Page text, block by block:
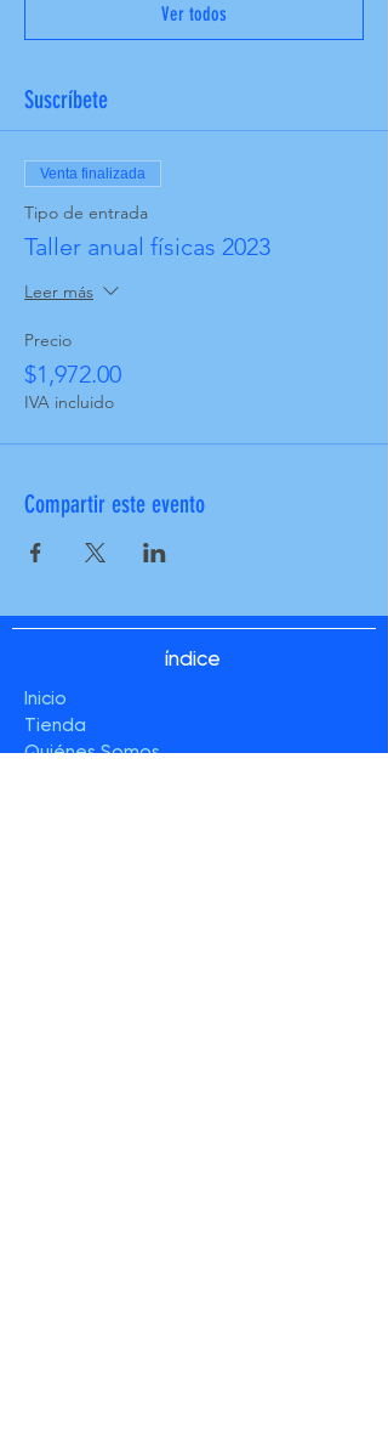
Ver todos
Suscríbete
Venta finalizada
Tipo de entrada
Taller anual físicas 2023
Leer más
Precio
$1,972.00
IVA incluido
Compartir este evento
índice
Inicio
Tienda
Quiénes Somos